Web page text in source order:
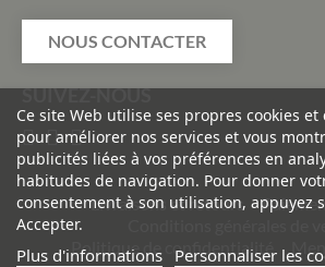
NOUS CONTACTER
SUIVEZ-NOUS
Livraisons et retours
Politique de confidentialité
Ce site Web utilise ses propres cookies et
pour améliorer nos services et vous
publicités liées à vos préférences en
habitudes de navigation. Pour donner
consentement à son utilisation, appuyez
Accepter.
Plus d'informations Personnaliser les